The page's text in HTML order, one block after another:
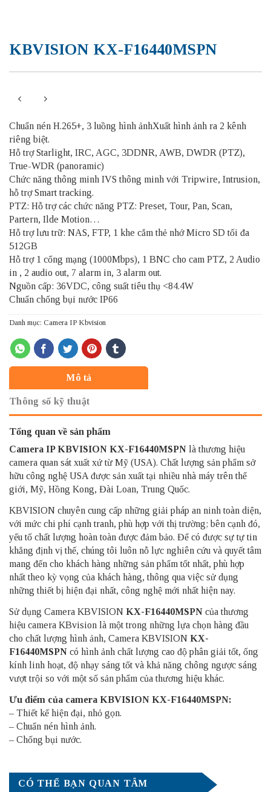
KBVISION KX-F16440MSPN
Chuẩn nén H.265+, 3 luồng hình ảnhXuất hình ảnh ra 2 kênh
riêng biệt.
Hỗ trợ Starlight, IRC, AGC, 3DDNR, AWB, DWDR (PTZ),
True-WDR (panoramic)
Chức năng thông minh IVS thông minh với Tripwire, Intrusion,
hỗ trợ Smart tracking.
PTZ: Hỗ trợ các chức năng PTZ: Preset, Tour, Pan, Scan,
Partern, Ilde Motion…
Hỗ trợ lưu trữ: NAS, FTP, 1 khe cắm thẻ nhớ Micro SD tối đa
512GB
Hỗ trợ 1 cổng mạng (1000Mbps), 1 BNC cho cam PTZ, 2 Audio
in , 2 audio out, 7 alarm in, 3 alarm out.
Nguồn cấp: 36VDC, công suất tiêu thụ <84.4W
Chuẩn chống bụi nước IP66
Danh mục: Camera IP Kbvision
Mô tả
Thông số kỹ thuật
Tổng quan về sản phẩm
Camera IP KBVISION KX-F16440MSPN là thương hiệu
camera quan sát xuất xứ từ Mỹ (USA). Chất lượng sản phẩm sở
hữu công nghệ USA được sản xuất tại nhiều nhà máy trên thế
giới, Mỹ, Hồng Kong, Đài Loan, Trung Quốc.
KBVISION chuyên cung cấp những giải pháp an ninh toàn diện,
với mức chi phí cạnh tranh, phù hợp với thị trường; bên cạnh đó,
yếu tố chất lượng hoàn toàn được đảm bảo. Để có được sự tự tin
khẳng định vị thế, chúng tôi luôn nỗ lực nghiên cứu và quyết tâm
mang đến cho khách hàng những sản phẩm tốt nhất, phù hợp
nhất theo kỳ vọng của khách hàng, thông qua việc sử dụng
những thiết bị hiện đại nhất, công nghệ mới nhất hiện nay.
Sử dụng Camera KBVISION KX-F16440MSPN của thương
hiệu camera KBvision là một trong những lựa chọn hàng đầu
cho chất lượng hình ảnh, Camera KBVISION KX-
F16440MSPN có hình ảnh chất lượng cao độ phân giải tốt, ống
kính linh hoạt, độ nhạy sáng tốt và khả năng chông ngược sáng
vượt trội so với một số sản phẩm của thương hiệu khác.
Ưu điểm của camera KBVISION KX-F16440MSPN:
– Thiết kế hiện đại, nhỏ gọn.
– Chuẩn nén hình ảnh.
– Chống bụi nước.
CÓ THỂ BẠN QUAN TÂM